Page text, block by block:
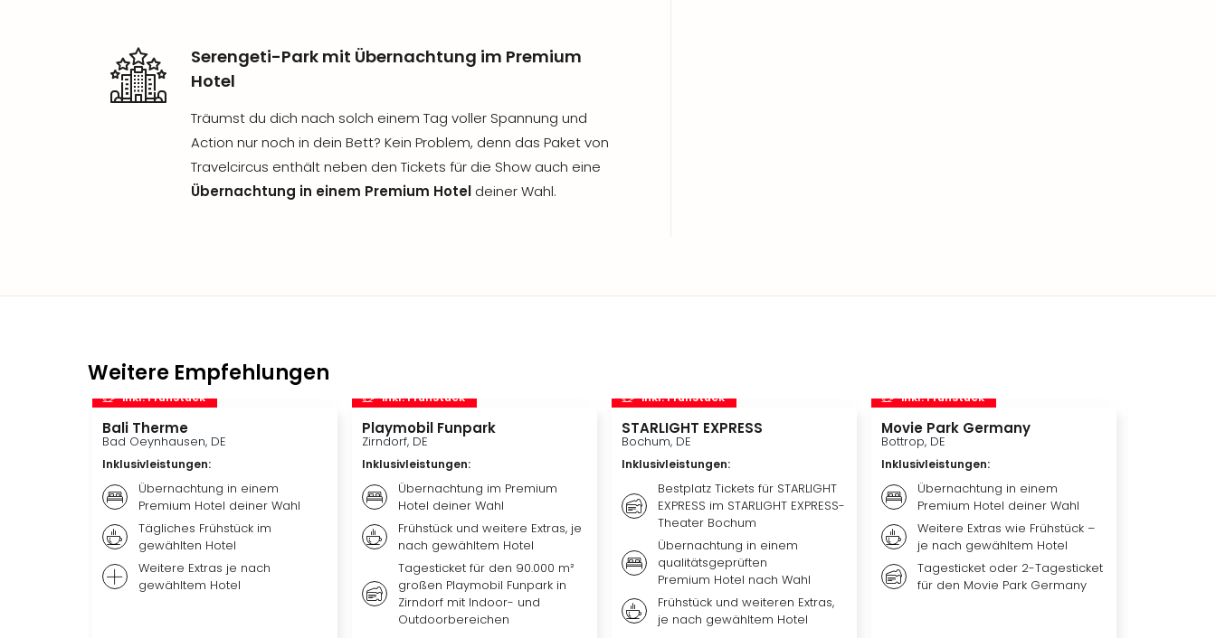
Serengeti-Park mit Übernachtung im Premium
Hotel
Träumst du dich nach solch einem Tag voller Spannung und
Action nur noch in dein Bett? Kein Problem, denn das Paket von
Travelcircus enthält neben den Tickets für die Show auch eine
Übernachtung in einem Premium Hotel deiner Wahl.
Weitere Empfehlungen
inkl. Frühstück
Bali Therme
Bad Oeynhausen, DE
Inklusivleistungen:
Übernachtung in einem
Premium Hotel deiner Wahl
Tägliches Frühstück im
gewählten Hotel
Weitere Extras je nach
gewähltem Hotel
inkl. Frühstück
Playmobil Funpark
Zirndorf, DE
Inklusivleistungen:
Übernachtung im Premium
Hotel deiner Wahl
Frühstück und weitere Extras, je
nach gewähltem Hotel
Tagesticket für den 90.000 m²
großen Playmobil Funpark in
Zirndorf mit Indoor- und
Outdoorbereichen
inkl. Frühstück
STARLIGHT EXPRESS
Bochum, DE
Inklusivleistungen:
Bestplatz Tickets für STARLIGHT
EXPRESS im STARLIGHT EXPRESS-
Theater Bochum
Übernachtung in einem
qualitätsgeprüften
Premium Hotel nach Wahl
Frühstück und weiteren Extras,
je nach gewähltem Hotel
inkl. Frühstück
Movie Park Germany
Bottrop, DE
Inklusivleistungen:
Übernachtung in einem
Premium Hotel deiner Wahl
Weitere Extras wie Frühstück –
je nach gewähltem Hotel
Tagesticket oder 2-Tagesticket
für den Movie Park Germany